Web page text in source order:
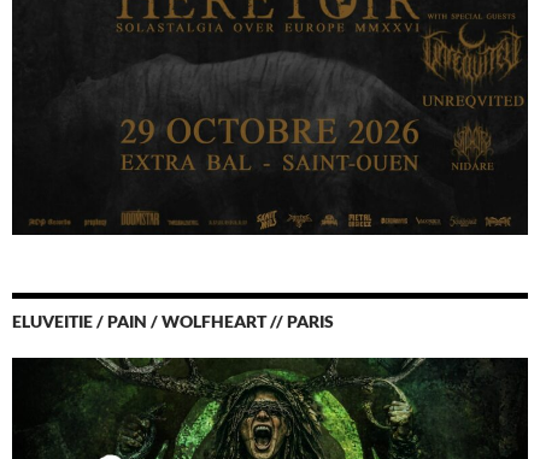
ELUVEITIE / PAIN / WOLFHEART // PARIS